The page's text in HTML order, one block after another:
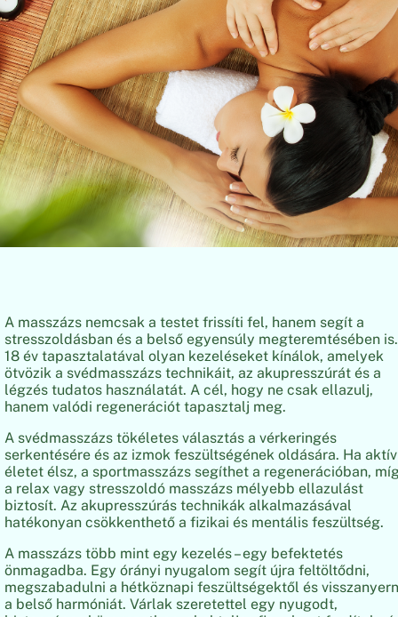
A masszázs nemcsak a testet frissíti fel, hanem segít a
stresszoldásban és a belső egyensúly megteremtésében is.
18 év tapasztalatával olyan kezeléseket kínálok, amelyek
ötvözik a svédmasszázs technikáit, az akupresszúrát és a
légzés tudatos használatát. A cél, hogy ne csak ellazulj,
hanem valódi regenerációt tapasztalj meg.
A svédmasszázs tökéletes választás a vérkeringés
serkentésére és az izmok feszültségének oldására. Ha aktív
életet élsz, a sportmasszázs segíthet a regenerációban,
a relax vagy stresszoldó masszázs mélyebb ellazulást
biztosít. Az akupresszúrás technikák alkalmazásával
hatékonyan csökkenthető a fizikai és mentális feszültség.
A masszázs több mint egy kezelés – egy befektetés
önmagadba. Egy órányi nyugalom segít újra feltöltődni,
megszabadulni a hétköznapi feszültségektől és
a belső harmóniát. Várlak szeretettel egy nyugodt,